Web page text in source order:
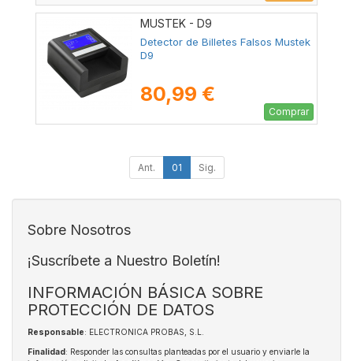
MUSTEK - D9
Detector de Billetes Falsos Mustek
D9
80,99 €
Comprar
Ant. 01 Sig.
Sobre Nosotros
¡Suscríbete a Nuestro Boletín!
INFORMACIÓN BÁSICA SOBRE
PROTECCIÓN DE DATOS
Responsable: ELECTRONICA PROBAS, S.L.
Finalidad : Responder las consultas planteadas por el usuario y enviarle la